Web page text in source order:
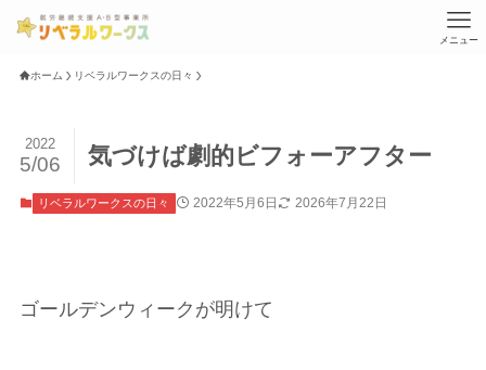
メニュー
ホーム リベラルワークスの日々
気づけば劇的ビフォーアフター
2022
5/06
リベラルワークスの日々 2022年5月6日 2026年7月22日
ゴールデンウィークが明けて